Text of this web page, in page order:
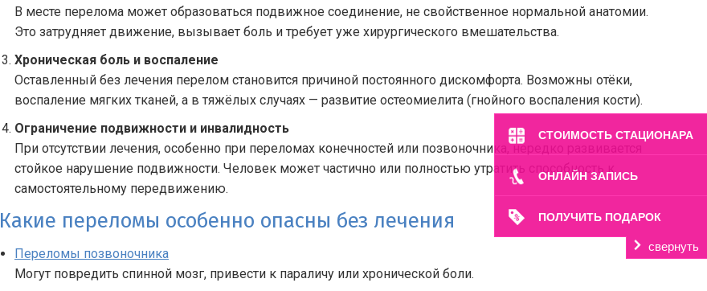
СТОИМОСТЬ СТАЦИОНАРА
ОНЛАЙН ЗАПИСЬ
ПОЛУЧИТЬ ПОДАРОК
свернуть
В месте перелома может образоваться подвижное соединение, не свойственное нормальной анатомии.
Это затрудняет движение, вызывает боль и требует уже хирургического вмешательства.
Хроническая боль и воспаление
Оставленный без лечения перелом становится причиной постоянного дискомфорта. Возможны отёки,
воспаление мягких тканей, а в тяжёлых случаях — развитие остеомиелита (гнойного воспаления кости).
Ограничение подвижности и инвалидность
При отсутствии лечения, особенно при переломах конечностей или позвоночника, нередко развивается
стойкое нарушение подвижности. Человек может частично или полностью утратить способность к
самостоятельному передвижению.
Какие переломы особенно опасны без лечения
Переломы позвоночника
Могут повредить спинной мозг, привести к параличу или хронической боли.